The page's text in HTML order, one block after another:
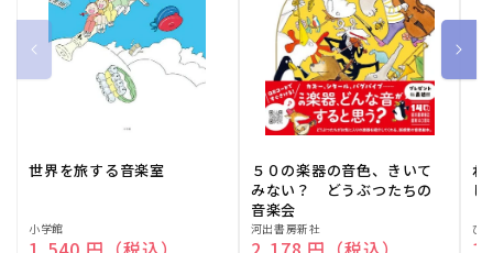
世界を旅する音楽室
販
小学館
５０の楽器の音色、きいて
みない？ どうぶつたちの
音楽会
販
河出書房新社
ね
販ひ